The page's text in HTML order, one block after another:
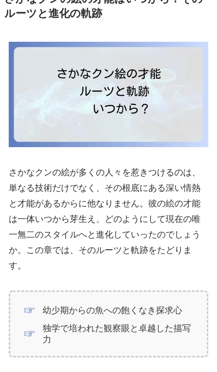
ルーツと進化の軌跡
さかなクンの絵が多くの人々を惹きつけるのは、
単なる技術だけでなく、その根底にある深い情熱
と才能があるからに他なりません。彼の絵の才能
は一体いつから芽生え、どのようにして現在の唯
一無二のスタイルへと進化していったのでしょう
か。この章では、そのルーツと軌跡をたどりま
す。
幼少期からの魚への飽くなき探求心
独学で培われた観察眼と卓越した描写
力